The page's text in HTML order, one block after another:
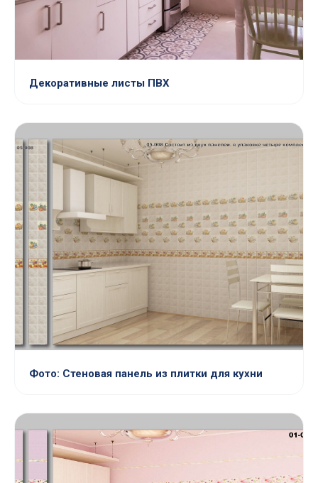
Декоративные листы ПВХ
Фото: Стеновая панель из плитки для кухни